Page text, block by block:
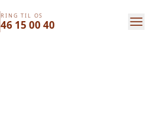
RING TIL OS
46 15 00 40